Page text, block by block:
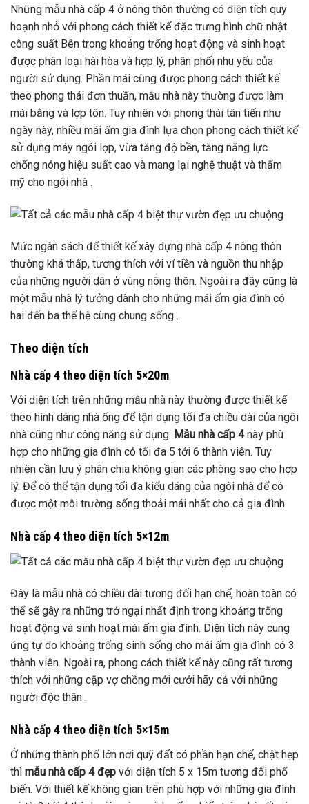
Những mẫu nhà cấp 4 ở nông thôn thường có diện tích quy
hoạnh nhỏ với phong cách thiết kế đặc trưng hình chữ nhật.
công suất Bên trong khoảng trống hoạt động và sinh hoạt
được phân loại hài hòa và hợp lý, phân phối nhu yếu của
người sử dụng. Phần mái cũng được phong cách thiết kế
theo phong thái đơn thuần, mẫu nhà này thường được làm
mái bằng và lợp tôn. Tuy nhiên với phong thái tân tiến như
ngày này, nhiều mái ấm gia đình lựa chọn phong cách thiết kế
sử dụng máy ngói lợp, vừa tăng độ bền, tăng năng lực
chống nóng hiệu suất cao và mang lại nghệ thuật và thẩm
mỹ cho ngôi nhà .
Mức ngân sách để thiết kế xây dựng nhà cấp 4 nông thôn
thường khá thấp, tương thích với ví tiền và nguồn thu nhập
của những người dân ở vùng nông thôn. Ngoài ra đây cũng là
một mẫu nhà lý tưởng dành cho những mái ấm gia đình có
hai đến ba thế hệ cùng chung sống .
Theo diện tích
Nhà cấp 4 theo diện tích 5×20m
Với diện tích trên những mẫu nhà này thường được thiết kế
theo hình dáng nhà ống để tận dụng tối đa chiều dài của ngôi
nhà cũng như công năng sử dụng. Mẫu nhà cấp 4này phù
hợp cho những gia đình có tối đa 5 tới 6 thành viên. Tuy
nhiên cần lưu ý phân chia không gian các phòng sao cho hợp
lý. Để có thể tận dụng tối đa kiểu dáng của ngôi nhà để có
được một môi trường sống thoải mái nhất cho cả gia đình.
Nhà cấp 4 theo diện tích 5×12m
Đây là mẫu nhà có chiều dài tương đối hạn chế, hoàn toàn có
thể sẽ gây ra những trở ngại nhất định trong khoảng trống
hoạt động và sinh hoạt mái ấm gia đình. Diện tích này cung
ứng tự do khoảng trống sinh sống cho mái ấm gia đình có 3
thành viên. Ngoài ra, phong cách thiết kế này cũng rất tương
thích với những cặp vợ chồng mới cưới hãy cả với những
người độc thân .
Nhà cấp 4 theo diện tích 5×15m
Ở những thành phố lớn nơi quỹ đất có phần hạn chế, chật hẹp
thì mẫu nhà cấp 4 đẹp với diện tích 5 x 15m tương đối phổ
biến. Với thiết kế không gian trên phù hợp với những gia đình